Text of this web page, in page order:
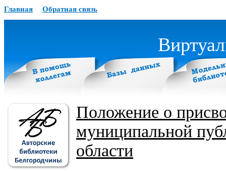
Главная Обратная связь
Положение о
муниципальной
области